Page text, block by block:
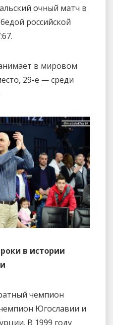
очный матч в
российской
в мировом
29-е — среди
в истории
чемпион
Югославии и
В 1999 году